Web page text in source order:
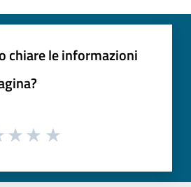
chiare le informazioni